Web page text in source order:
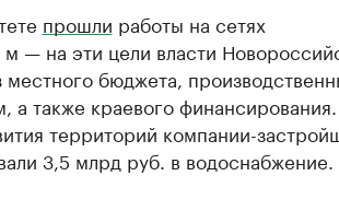
прошли работы на сетях
— на эти цели власти
бюджета,
а также краевого
территорий компании-
3,5 млрд руб. в водоснабжение.